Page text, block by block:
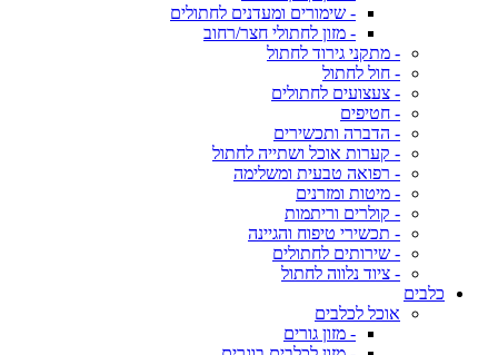
- שימורים ומעדנים לחתולים
- מזון לחתולי חצר/רחוב
- מתקני גירוד לחתול
- חול לחתול
- צעצועים לחתולים
- חטיפים
- הדברה ותכשירים
- קערות אוכל ושתייה לחתול
- רפואה טבעית ומשלימה
- מיטות ומזרנים
- קולרים וריתמות
- תכשירי טיפוח והגיינה
- שירותים לחתולים
- ציוד נלווה לחתול
כלבים
אוכל לכלבים
- מזון גורים